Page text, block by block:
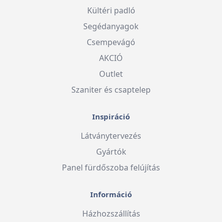
Kültéri padló
Segédanyagok
Csempevágó
AKCIÓ
Outlet
Szaniter és csaptelep
Inspiráció
Látványtervezés
Gyártók
Panel fürdőszoba felújítás
Információ
Házhozszállítás